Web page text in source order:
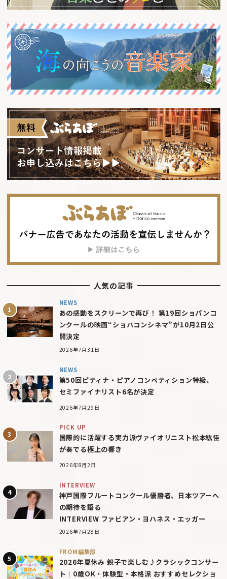
人気の記事
NEWS
あの感動をスクリーンで再び！ 第19回ショパンコ
ンクールの映画“ショパコンシネマ”が10月2日公
開決定
2026年7月31日
NEWS
第50回ピティナ・ピアノコンペティション特級、
セミファイナリスト6名が決定
2026年7月29日
PICK UP
国際的に活躍する実力派ヴァイオリニスト松本紘佳
が奏でる極上の響き
2026年8月2日
INTERVIEW
神戸国際フルートコンクール優勝者、日本ツアーへ
の期待を語る
INTERVIEW ファビアン・ヨハネス・エッガー
2026年7月28日
FROM編集部
2026年夏休み 親子で楽しむ♪クラシックコンサー
ト｜0歳OK・体験型・本格派 おすすめセレクショ